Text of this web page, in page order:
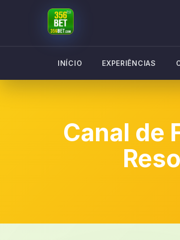
INÍCIO EXPERIÊNCIAS
Canal de